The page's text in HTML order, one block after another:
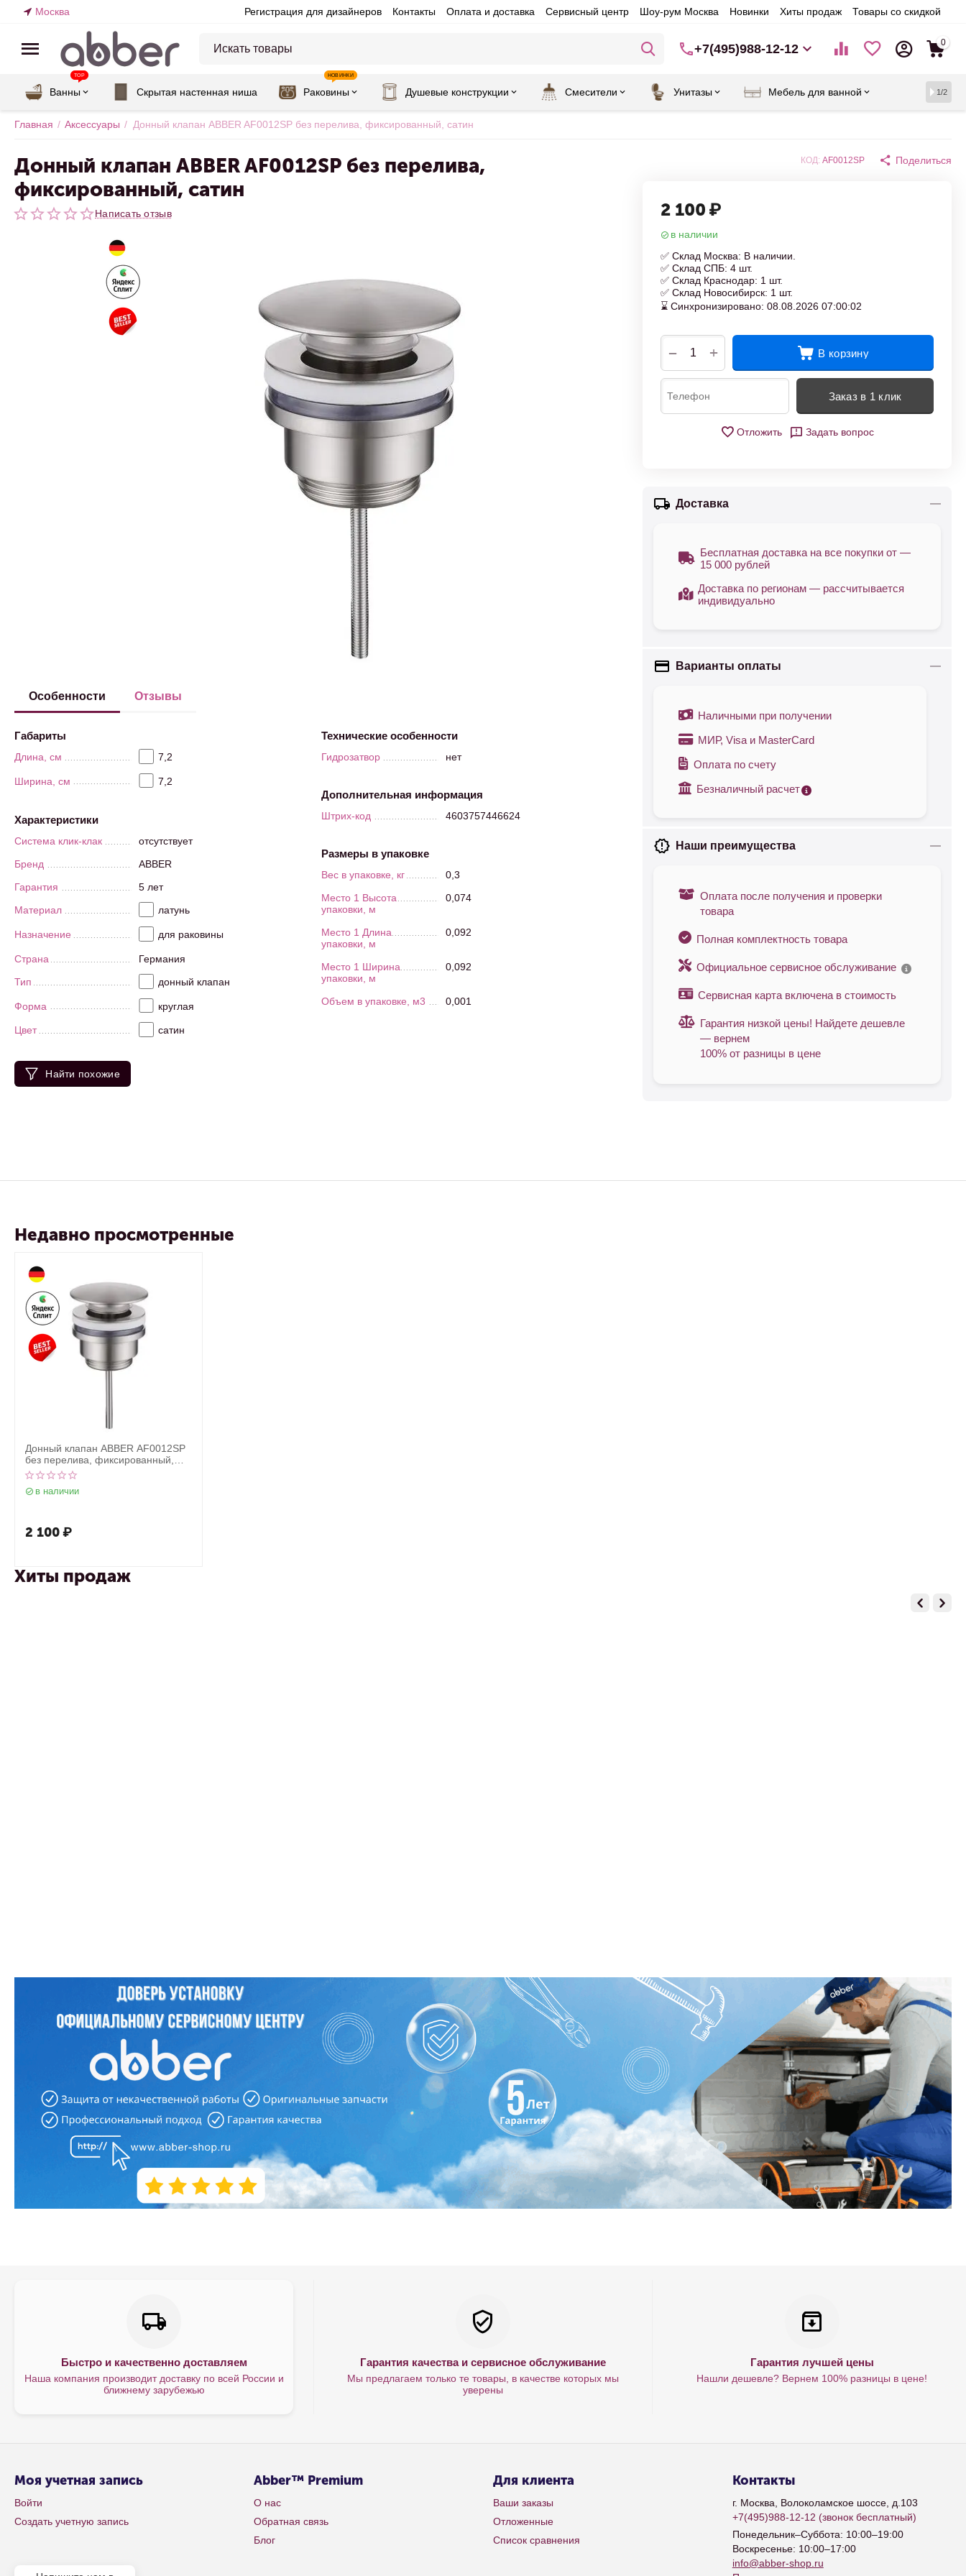
Москва Регистрация для дизайнеров Контакты Оплата и доставка Сервисный центр Шоу-рум Москва Новинки Хиты продаж Товары со скидкой
+7(495)988-12-12 0
Ванны
TOP
Скрытая настенная ниша Раковины
НОВИНКИ
Душевые конструкции Смесители Унитазы Мебель для ванной 1/2
Главная / Аксессуары / Донный клапан ABBER AF0012SP без перелива, фиксированный, сатин
Донный клапан ABBER AF0012SP без перелива,
фиксированный, сатин
Написать отзыв
КОД: AF0012SP Поделиться
2 100 ₽
в наличии
✅ Склад Москва: В наличии.
✅ Склад СПБ: 4 шт.
✅ Склад Краснодар: 1 шт.
✅ Склад Новосибирск: 1 шт.
⌛ Синхронизировано: 08.08.2026 07:00:02
+
− В корзину
Заказ в 1 клик
Отложить Задать вопрос
Доставка
Бесплатная доставка на все покупки от —
15 000 рублей
Доставка по регионам — рассчитывается
индивидуально
Варианты оплаты
Наличными при получении
МИР, Visa и MasterCard
Оплата по счету
Безналичный расчет
Наши преимущества
Оплата после получения и проверки
товара
Полная комплектность товара
Официальное сервисное обслуживание
Сервисная карта включена в стоимость
Гарантия низкой цены! Найдете дешевле
— вернем
100% от разницы в цене
Особенности Отзывы
Габариты
Длина, см 7,2
Ширина, см 7,2
Характеристики
Система клик-клак
отсутствует
Бренд
ABBER
Гарантия
5 лет
Материал
латунь
Назначение для раковины
Страна
Германия
Тип
донный клапан
Форма круглая
Цвет сатин
Технические особенности
Гидрозатвор нет
Дополнительная информация
Штрих-код 4603757446624
Размеры в упаковке
Вес в упаковке, кг
0,3
Место 1 Высота
упаковки, м
0,074
Место 1 Длина
упаковки, м
0,092
Место 1 Ширина
упаковки, м
0,092
Объем в упаковке, м3 0,001
Найти похожие
Недавно просмотренные
Донный клапан ABBER AF0012SP
без перелива, фиксированный,
сатин
в наличии
2 100₽
Хиты продаж
Быстро и качественно доставляем
Наша компания производит доставку по всей России и
ближнему зарубежью
Гарантия качества и сервисное обслуживание
Мы предлагаем только те товары, в качестве которых мы
уверены
Гарантия лучшей цены
Нашли дешевле? Вернем 100% разницы в цене!
Моя учетная запись
Войти
Создать учетную запись
Abber™ Premium
О нас
Обратная связь
Блог
Для клиента
Ваши заказы
Отложенные
Список сравнения
Контакты
г. Москва, Волоколамское шоссе, д.103
+7(495)988-12-12 (звонок бесплатный)
Понедельник–Суббота: 10:00–19:00
Воскресенье: 10:00–17:00
info@abber-shop.ru